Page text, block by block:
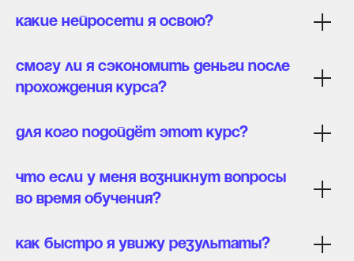
Какие нейросети я освою?
Смогу ли я сэкономить деньги после
прохождения курса?
Для кого подойдёт этот курс?
Что если у меня возникнут вопросы
во время обучения?
Как быстро я увижу результаты?